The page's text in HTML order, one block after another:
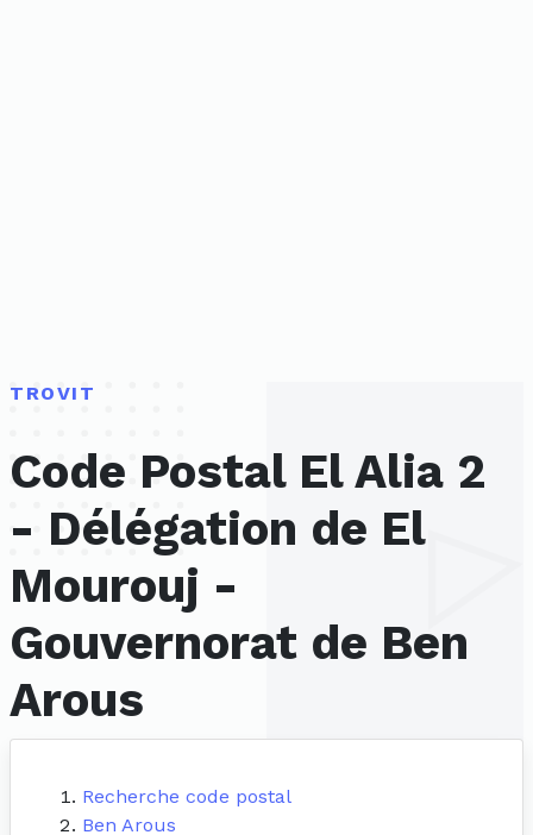
TROVIT
Code Postal El Alia 2
- Délégation de El
Mourouj -
Gouvernorat de Ben
Arous
Recherche code postal
Ben Arous